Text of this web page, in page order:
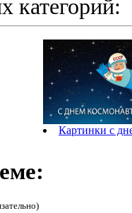
категорий:
Картинки с